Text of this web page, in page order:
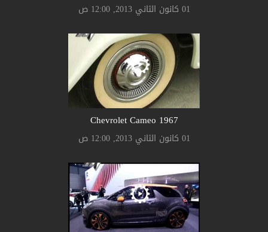
01 كانون الثاني 2013, 12:00 ص
Chevrolet Cameo 1967
01 كانون الثاني 2013, 12:00 ص